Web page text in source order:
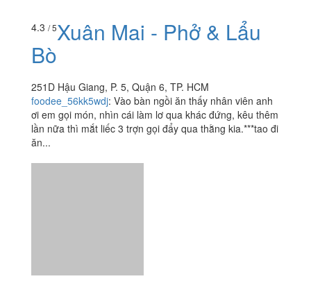
4.3 / 5Xuân Mai - Phở & Lẩu
Bò
251D Hậu Giang, P. 5, Quận 6, TP. HCM
foodee_56kk5wdj: Vào bàn ngồi ăn thấy nhân viên anh
ơi em gọi món, nhìn cái làm lơ qua khác đứng, kêu thêm
lần nữa thì mắt liếc 3 trợn gọi đẩy qua thằng kia.***tao đi
ăn...